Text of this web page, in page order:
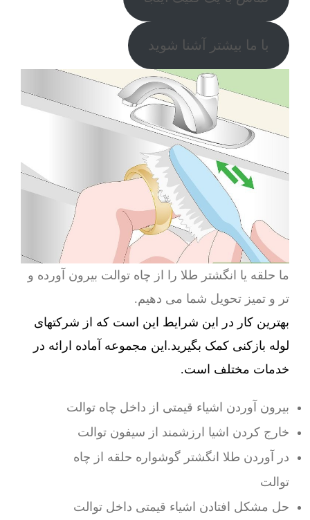
با ما بیشتر آشنا شوید
ما حلقه یا انگشتر طلا را از چاه توالت بیرون آورده و
تر و تمیز تحویل شما می دهیم.
بهترین کار در این شرایط این است که از شرکتهای
لوله بازکنی کمک بگیرید.این مجموعه آماده ارائه در
خدمات مختلف است.
بیرون آوردن اشیاء قیمتی از داخل چاه توالت
خارج کردن اشیا ارزشمند از سیفون توالت
در آوردن طلا انگشتر گوشواره حلقه از چاه
توالت
حل مشکل افتادن اشیاء قیمتی داخل توالت